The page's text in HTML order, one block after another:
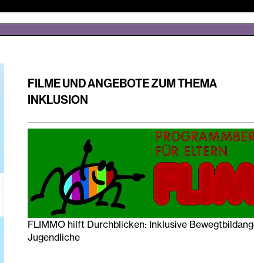
FILME UND ANGEBOTE ZUM THEMA
INKLUSION
FLIMMO hilft Durchblicken: Inklusive
Jugendliche